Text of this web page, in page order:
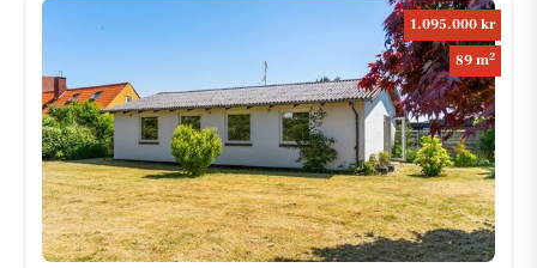
1.095.000 kr
89 m2